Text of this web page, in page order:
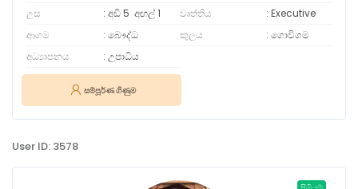
උස
අඩි 5 අඟල්1 වෘත්තිය
Executive
ආගම
බෞද්ධ කුලය
ගොවිගම
අධ්‍යාපනය
උපාධිය
සම්පූර්ණ ගිණුම
User ID: 3578